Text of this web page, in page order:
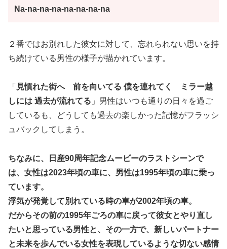
Na-na-na-na-na-na-na-na
２番ではお別れした彼女に対して、忘れられない思いを持
ち続けている男性の様子が描かれています。
「 見慣れた街へ 前を向いてる 僕を連れてく ミラー越
しには 過去が流れてる 」男性はいつも通りの日々を過ご
しているも、どうしても過去の楽しかった記憶がフラッシ
ュバックしてしまう。
ちなみに、日産90周年記念ムービーのラストシーンで
は、女性は2023年頃の車に、男性は1995年頃の車に乗っ
ています。
浮気が発覚して別れている時の車が2002年頃の車。
だからその前の1995年ごろの車に戻って彼女とやり直し
たいと思っている男性と、その一方で、新しいパートナー
と未来を歩んでいる女性を表現しているような切ない感情